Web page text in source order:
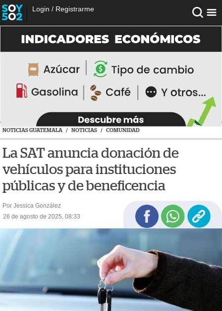
Login / Registrarme
NOTICIAS GUATEMALA / NOTICIAS / COMUNIDAD
La SAT anuncia donación de
vehículos para instituciones
públicas y de beneficencia
Por Jessica González
26 de agosto de 2025, 08:33